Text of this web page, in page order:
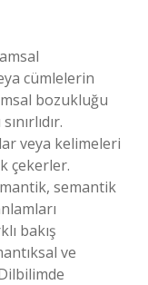
cümlelerin
bozukluğu
veya kelimeleri
çekerler.
semantik
bakış
ve